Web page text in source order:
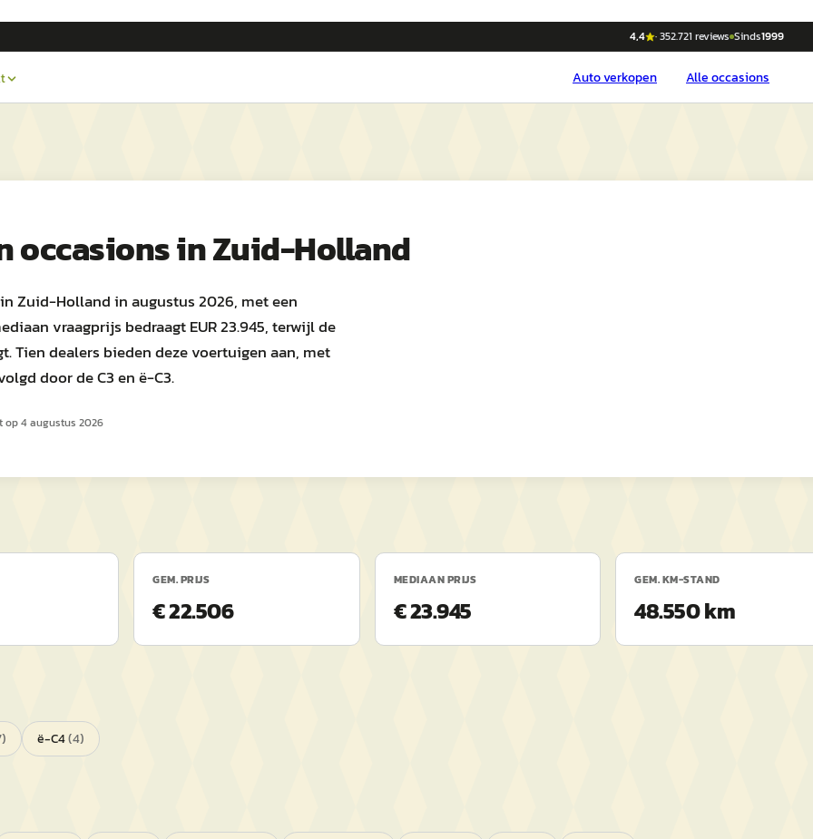
4,4 ·352.721 reviews Sinds1999
Autoverkopen Alle occasions
occasions inZuid-Holland
Zuid-Holland in augustus 2026, met een
vraagprijs bedraagt EUR 23.945, terwijl de
Tien dealers bieden deze voertuigen aan, met
door de C3 en ë-C3.
op4 augustus 2026
GEM. PRIJS
€ 22.506
MEDIAAN PRIJS
€ 23.945
GEM. KM-STAND
48.550 km
) ë-C4(4)